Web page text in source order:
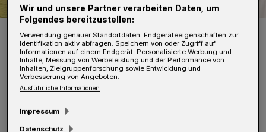
Foto: Foto: Nimmesgern
Wir und unsere Partner verarbeiten Daten, um
Folgendes bereitzustellen:
Verwendung genauer Standortdaten. Endgeräteeigenschaften zur
Identifikation aktiv abfragen. Speichern von oder Zugriff auf
Informationen auf einem Endgerät. Personalisierte Werbung und
Inhalte, Messung von Werbeleistung und der Performance von
Inhalten, Zielgruppenforschung sowie Entwicklung und
Verbesserung von Angeboten.
Ausführliche Informationen
Impressum
Datenschutz